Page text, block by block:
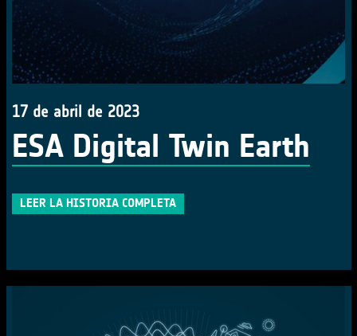
17 de abril de 2023
ESA Digital Twin Earth
LEER LA HISTORIA COMPLETA